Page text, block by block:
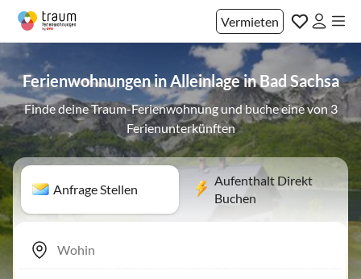
Vermieten
Ferienwohnungen in Alleinlage in Bad Sachsa
Finde deine Traum-Ferienwohnung und buche eine von 3
Ferienunterkünften
Anfrage Stellen
Aufenthalt Direkt
Buchen